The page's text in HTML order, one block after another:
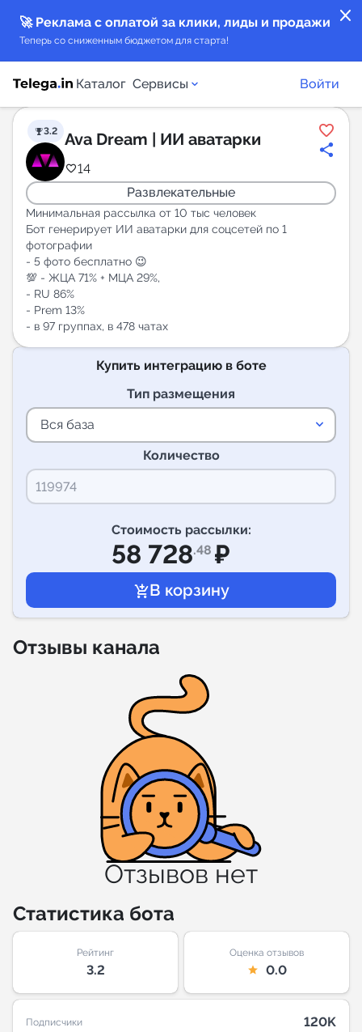
close
🚀 Реклама с оплатой за клики, лиды и продажи
Теперь со сниженным бюджетом для старта!
Каталог Сервисы
Каталог каналов
Каталог ботов
Горящие предложения
Индекс читаемости каналов в Telegram
New
Аналитика MAX каналов
Индивидуальное сопровождение
Войти
3.2 Ava Dream | ИИ аватарки
14
Развлекательные
Минимальная рассылка от 10 тыс человек
Бот генерирует ИИ аватарки для соцсетей по 1
фотографии
- 5 фото бесплатно 😉
💯 - ЖЦА 71% + МЦА 29%,
- RU 86%
- Prem 13%
- в 97 группах, в 478 чатах
Купить интеграцию в боте
Тип размещения
Вся база
keyboard_arrow_down
Количество
Стоимость рассылки:
58 728.48 ₽
Отзывы канала
Отзывов нет
Статистика бота
Рейтинг
3.2
Оценка отзывов
0.0
Подписчики 120K